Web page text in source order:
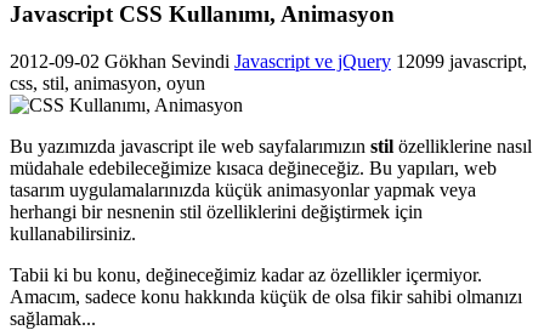
Javascript CSS Kullanımı, Animasyon
2012-09-02 Gökhan Sevindi Javascript ve jQuery 12099 javascript,
css, stil, animasyon, oyun
Bu yazımızda javascript ile web sayfalarımızın stil özelliklerine nasıl
müdahale edebileceğimize kısaca değineceğiz. Bu yapıları, web
tasarım uygulamalarınızda küçük animasyonlar yapmak veya
herhangi bir nesnenin stil özelliklerini değiştirmek için
kullanabilirsiniz.
Tabii ki bu konu, değineceğimiz kadar az özellikler içermiyor.
Amacım, sadece konu hakkında küçük de olsa fikir sahibi olmanızı
sağlamak...